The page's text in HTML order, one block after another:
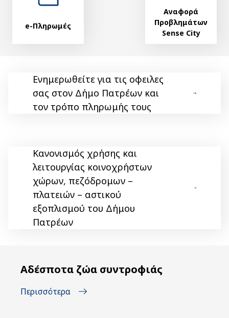
e-Πληρωμές
Αναφορά
Προβλημάτων
Sense City
Ενημερωθείτε για τις οφειλες
σας στον Δήμο Πατρέων και
τον τρόπο πληρωμής τους
Κανονισμός χρήσης και
λειτουργίας κοινοχρήστων
χώρων, πεζόδρομων –
πλατειών – αστικού
εξοπλισμού του Δήμου
Πατρέων
Αδέσποτα ζώα συντροφιάς
Περισσότερα